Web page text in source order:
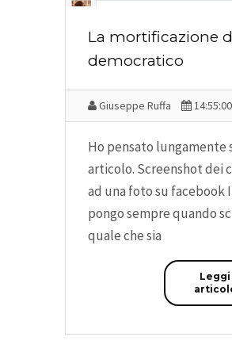
La mortificazione
democratico
Giuseppe Ruffa 14:55:00
Ho pensato lungamente
articolo. Screenshot dei
ad una foto su facebook
pongo sempre quando
quale che sia
Leggi